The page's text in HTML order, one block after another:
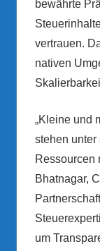
bewährte
vertrauen.
nativen
„Kleine und
stehen unter
Ressourcen
Bhatnagar,
um